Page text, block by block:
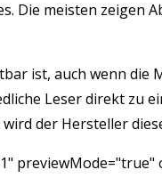
meisten zeigen
ist, auch wenn
Leser direkt
der Hersteller